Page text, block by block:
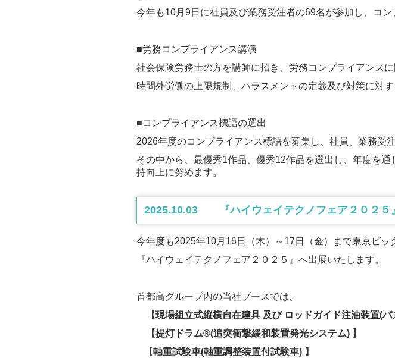
今年も10月9日に社員及び業務受注者の69名が参加し、コン
■労務コンプライアンス講演
社会保険労務士の方を講師に招き、労務コンプライアンス
時間外労働の上限規制、ハラスメントの定義及び対策に対す
■コンプライアンス標語の選出
2026年度のコンプライアンス標語を募集し、社員、業務受
その中から、最優秀1作品、優秀12作品を選出し、年度を
持向上に努めます。
2025.10.03 『ハイウェイテクノフェア２０２５
今年度も2025年10月16日（木）～17日（金）まで東京ビッ
『ハイウェイテクノフェア２０２５』へ出展いたします。
首都高グループ内の当社ブースでは、
【現場組立式縦横自在建具 及び ロッドガイド注油装置(パ
【提灯ドラム®(追突衝撃緩和装置発光システム) 】
【軸重試験車(軸重調整装置付試験車) 】